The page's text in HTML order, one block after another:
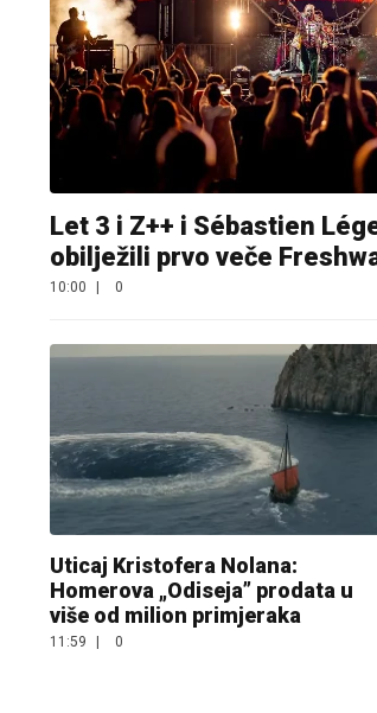
Let 3 i Z++ i Sébastien
obilježili prvo veče
10:00 | 0
Uticaj Kristofera Nolana:
Homerova „Odiseja” prodata u
više od milion primjeraka
11:59 | 0